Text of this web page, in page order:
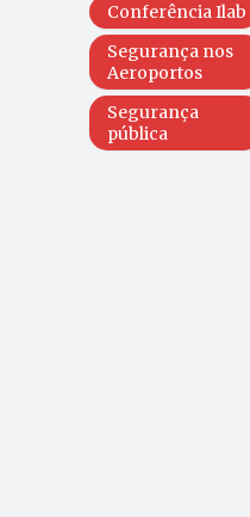
Conferência Ilab
Segurança nos
Aeroportos
Segurança
pública